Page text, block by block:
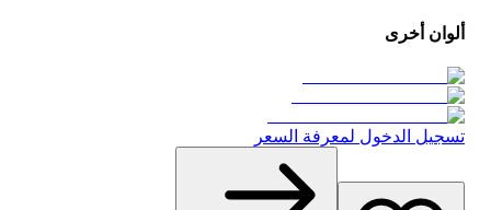
ألوان أخرى
تسجيل الدخول لمعرفة السعر